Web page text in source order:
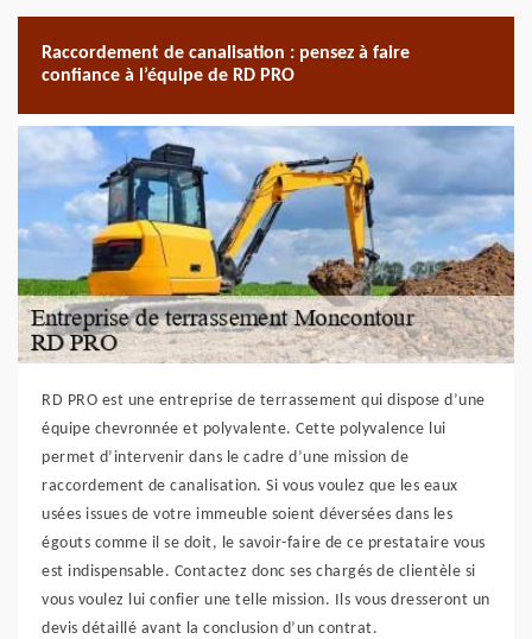
Raccordement de canalisation : pensez à faire
confiance à l’équipe de RD PRO
RD PRO est une entreprise de terrassement qui dispose d’une
équipe chevronnée et polyvalente. Cette polyvalence lui
permet d’intervenir dans le cadre d’une mission de
raccordement de canalisation. Si vous voulez que les eaux
usées issues de votre immeuble soient déversées dans les
égouts comme il se doit, le savoir-faire de ce prestataire vous
est indispensable. Contactez donc ses chargés de clientèle si
vous voulez lui confier une telle mission. Ils vous dresseront un
devis détaillé avant la conclusion d’un contrat.